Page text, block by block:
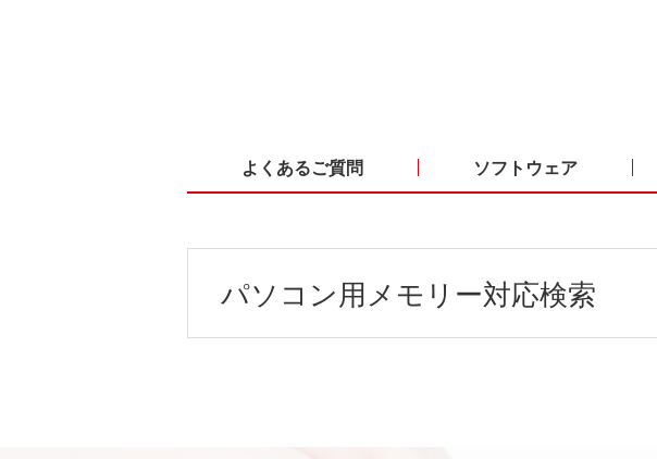
よくあるご質問 ソフトウェア
パソコン用メモリー対応検索